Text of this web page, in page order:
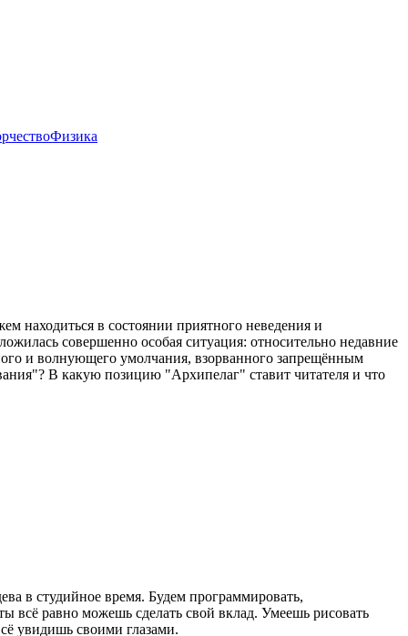
Физика
находиться в состоянии приятного неведения и
совершенно особая ситуация: относительно недавние
и волнующего умолчания, взорванного запрещённым
В какую позицию "Архипелаг" ставит читателя и что
в студийное время. Будем программировать,
всё равно можешь сделать свой вклад. Умеешь рисовать
увидишь своими глазами.